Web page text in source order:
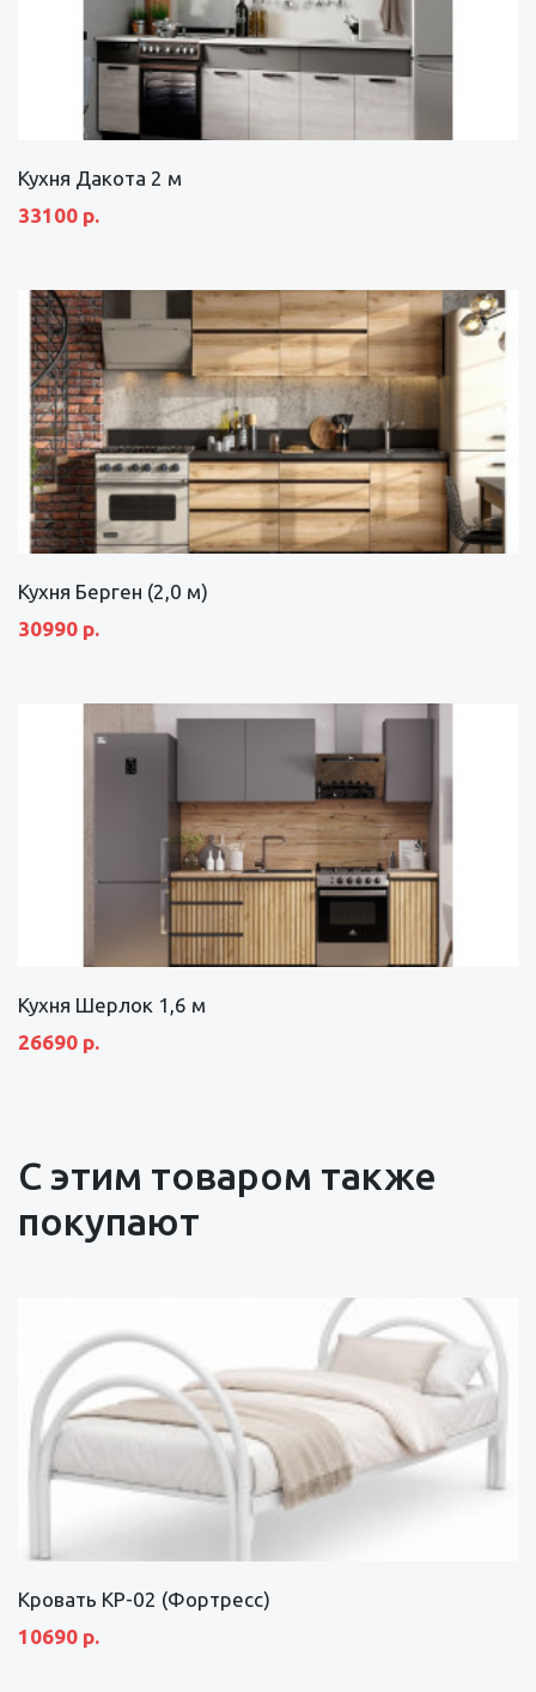
Кухня Дакота 2 м
33100 р.
Кухня Берген (2,0 м)
30990 р.
Кухня Шерлок 1,6 м
26690 р.
С этим товаром также
покупают
Кровать КР-02 (Фортресс)
10690 р.